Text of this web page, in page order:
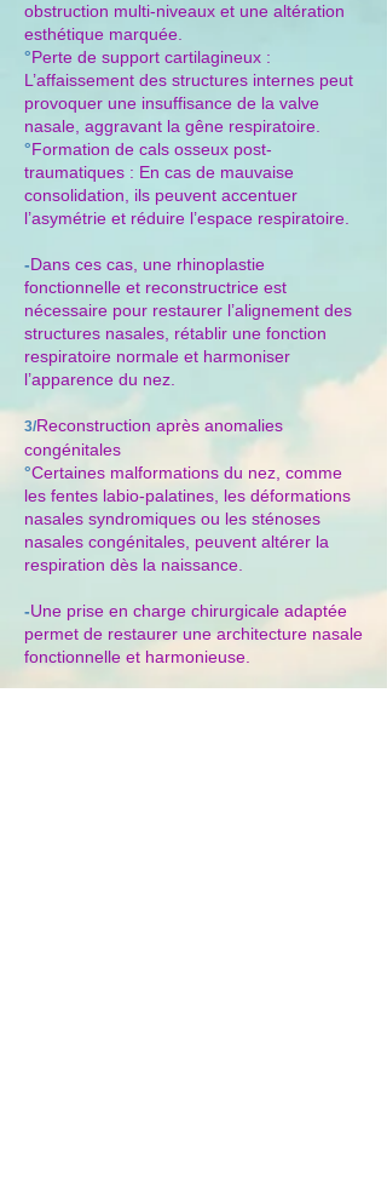
obstruction multi-niveaux et une altération
esthétique marquée.
°Perte de support cartilagineux :
L’affaissement des structures internes peut
provoquer une insuffisance de la valve
nasale, aggravant la gêne respiratoire.
°Formation de cals osseux post-
traumatiques : En cas de mauvaise
consolidation, ils peuvent accentuer
l’asymétrie et réduire l’espace respiratoire.
-Dans ces cas, une rhinoplastie
fonctionnelle et reconstructrice est
nécessaire pour restaurer l’alignement des
structures nasales, rétablir une fonction
respiratoire normale et harmoniser
l’apparence du nez.
3/Reconstruction après anomalies
congénitales
°Certaines malformations du nez, comme
les fentes labio-palatines, les déformations
nasales syndromiques ou les sténoses
nasales congénitales, peuvent altérer la
respiration dès la naissance.
-Une prise en charge chirurgicale adaptée
permet de restaurer une architecture nasale
fonctionnelle et harmonieuse.